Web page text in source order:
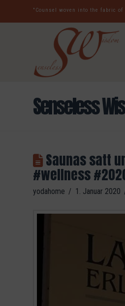
"Counsel woven into the fabric
Senseless
Saunas satt
️️️️️#wellness
yodahome 1. Januar 2020